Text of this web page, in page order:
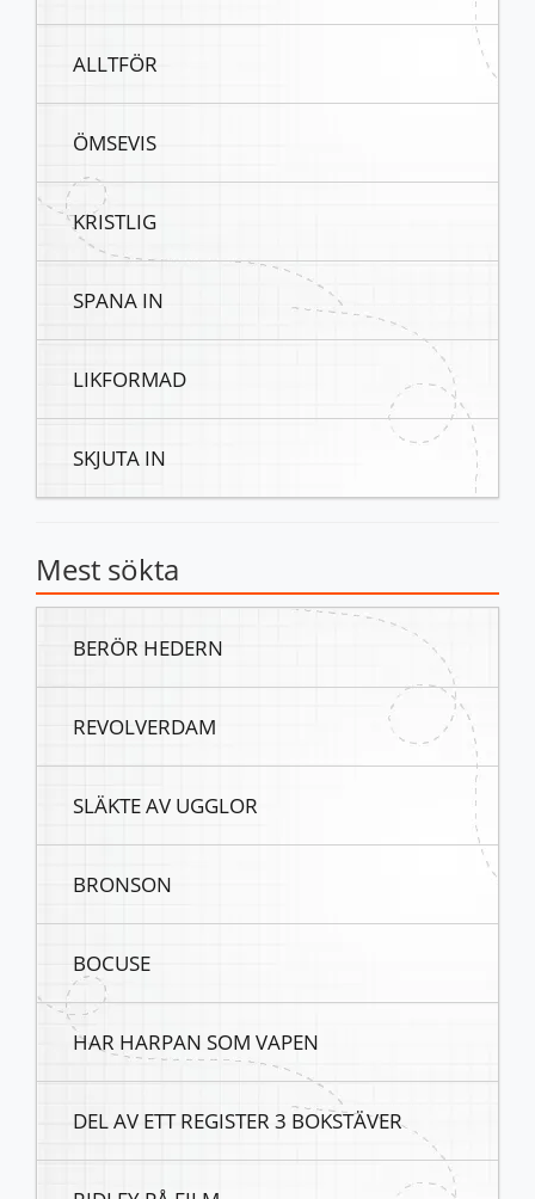
ALLTFÖR
ÖMSEVIS
KRISTLIG
SPANA IN
LIKFORMAD
SKJUTA IN
Mest sökta
BERÖR HEDERN
REVOLVERDAM
SLÄKTE AV UGGLOR
BRONSON
BOCUSE
HAR HARPAN SOM VAPEN
DEL AV ETT REGISTER 3 BOKSTÄVER